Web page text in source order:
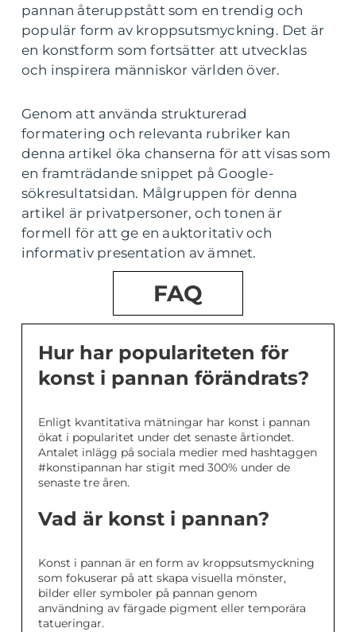
pannan återuppstått som en trendig och
populär form av kroppsutsmyckning. Det är
en konstform som fortsätter att utvecklas
och inspirera människor världen över.
Genom att använda strukturerad
formatering och relevanta rubriker kan
denna artikel öka chanserna för att visas som
en framträdande snippet på Google-
sökresultatsidan. Målgruppen för denna
artikel är privatpersoner, och tonen är
formell för att ge en auktoritativ och
informativ presentation av ämnet.
FAQ
Hur har populariteten för
konst i pannan förändrats?
Enligt kvantitativa mätningar har konst i pannan
ökat i popularitet under det senaste årtiondet.
Antalet inlägg på sociala medier med hashtaggen
#konstipannan har stigit med 300% under de
senaste tre åren.
Vad är konst i pannan?
Konst i pannan är en form av kroppsutsmyckning
som fokuserar på att skapa visuella mönster,
bilder eller symboler på pannan genom
användning av färgade pigment eller temporära
tatueringar.